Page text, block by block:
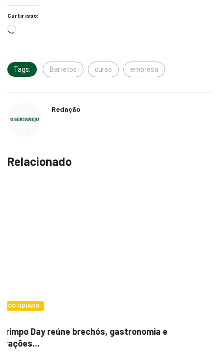
Curtir isso:
Tags: Barretos curso empresa
Redação
Relacionado
Itamar cobra prazo para melhorias